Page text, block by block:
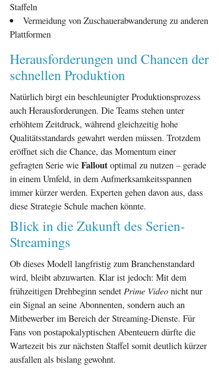
Staffeln
Vermeidung von Zuschauerabwanderung zu anderen
Plattformen
Herausforderungen und Chancen der
schnellen Produktion
Natürlich birgt ein beschleunigter Produktionsprozess
auch Herausforderungen. Die Teams stehen unter
erhöhtem Zeitdruck, während gleichzeitig hohe
Qualitätsstandards gewahrt werden müssen. Trotzdem
eröffnet sich die Chance, das Momentum einer
gefragten Serie wie Fallout optimal zu nutzen – gerade
in einem Umfeld, in dem Aufmerksamkeitsspannen
immer kürzer werden. Experten gehen davon aus, dass
diese Strategie Schule machen könnte.
Blick in die Zukunft des Serien-
Streamings
Ob dieses Modell langfristig zum Branchenstandard
wird, bleibt abzuwarten. Klar ist jedoch: Mit dem
frühzeitigen Drehbeginn sendet Prime Video nicht nur
ein Signal an seine Abonnenten, sondern auch an
Mitbewerber im Bereich der Streaming-Dienste. Für
Fans von postapokalyptischen Abenteuern dürfte die
Wartezeit bis zur nächsten Staffel somit deutlich kürzer
ausfallen als bislang gewohnt.